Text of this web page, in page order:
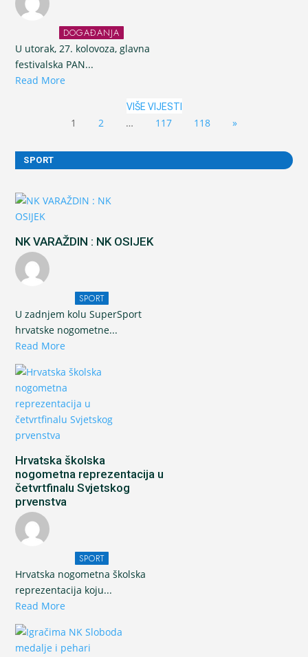
DOGAĐANJA
U utorak, 27. kolovoza, glavna
festivalska PAN...
Read More
VIŠE VIJESTI
1 2 … 117 118 »
SPORT
NK VARAŽDIN : NK OSIJEK
SPORT
U zadnjem kolu SuperSport
hrvatske nogometne...
Read More
Hrvatska školska
nogometna reprezentacija u
četvrtfinalu Svjetskog
prvenstva
SPORT
Hrvatska nogometna školska
reprezentacija koju...
Read More